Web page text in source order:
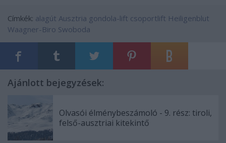
Címkék: alagút Ausztria gondola-lift csoportlift Heiligenblut
Waagner-Biro Swoboda
Ajánlott bejegyzések:
Olvasói élménybeszámoló - 9. rész: tiroli,
felső-ausztriai kitekintő